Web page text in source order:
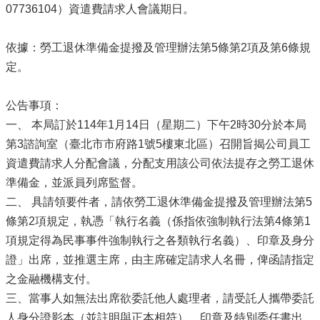
07736104）資遣費請求人會議期日。
依據：勞工退休準備金提撥及管理辦法第5條第2項及第6條規
定。
公告事項：
一、 本局訂於114年1月14日（星期二）下午2時30分於本局
第3諮詢室（臺北市市府路1號5樓東北區）召開旨揭公司員工
資遣費請求人分配會議，分配支用該公司依法提存之勞工退休
準備金，並派員列席監督。
二、 具請領要件者，請依勞工退休準備金提撥及管理辦法第5
條第2項規定，執憑「執行名義（係指依強制執行法第4條第1
項規定得為民事事件強制執行之各類執行名義）、印章及身分
證」出席，並推選主席，由主席確定請求人名冊，俾函請指定
之金融機構支付。
三、當事人如無法出席欲委託他人處理者，請受託人攜帶委託
人身分證影本（並註明與正本相符）、印章及特別委任書出